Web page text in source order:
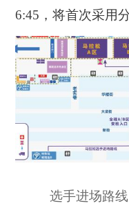
6:45，将首次采用
选手进场路线